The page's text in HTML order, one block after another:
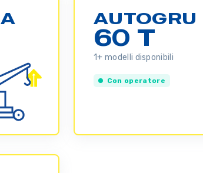
60 T
1+ modelli disponibili
Con operatore